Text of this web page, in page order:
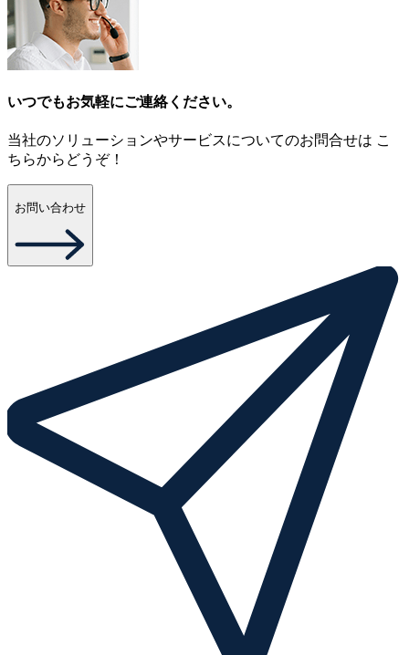
いつでもお気軽にご連絡ください。
当社のソリューションやサービスについてのお問合せは こ
ちらからどうぞ！
お問い合わせ